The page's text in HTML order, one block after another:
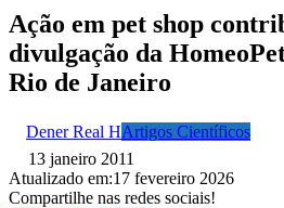
Ação em pet shop
divulgação da
Rio de Janeiro
Dener Real HArtigos Científicos
13 janeiro 2011
Atualizado em:17 fevereiro 2026
Compartilhe nas redes sociais!